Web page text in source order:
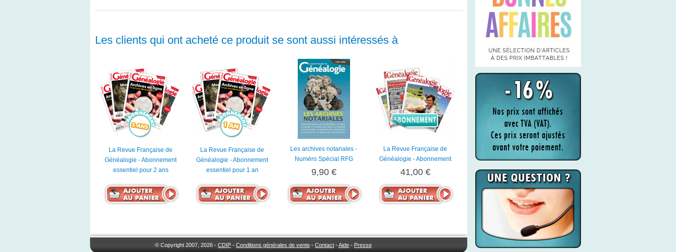
Les clients qui ont acheté ce produit se sont aussi intéressés à
La Revue Française de
Généalogie - Abonnement
essentiel pour 2 ans
La Revue Française de
Généalogie - Abonnement
essentiel pour 1 an
Les archives notariales -
Numéro Spécial RFG
9,90 €
La Revue Française de
Généalogie - Abonnement
41,00 €
© Copyright 2007, 2026 -CDIP -Conditions générales de vente -Contact -Aide - Presse